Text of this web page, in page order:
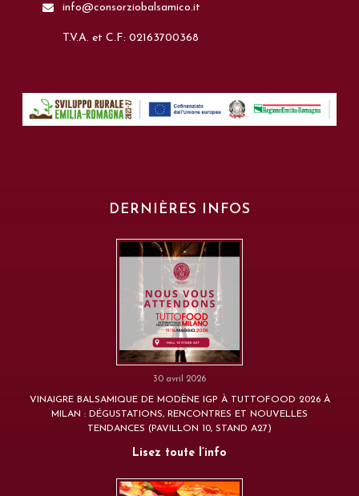
info@consorziobalsamico.it
T.V.A. et C.F: 02163700368
DERNIÈRES INFOS
30 avril 2026
VINAIGRE BALSAMIQUE DE MODÈNE IGP À TUTTOFOOD 2026 À
MILAN : DÉGUSTATIONS, RENCONTRES ET NOUVELLES
TENDANCES (PAVILLON 10, STAND A27)
Lisez toute l’info